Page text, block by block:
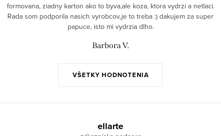
VŠETKY HODNOTENIA
formovana, ziadny karton ako to byva,ale koza, ktora vydrzi a netlaci.
Rada som podporila nasich vyrobcov,je to treba :) dakujem za super
papuce, isto mi vydrzia dlho.
Barbora V.
ellarte